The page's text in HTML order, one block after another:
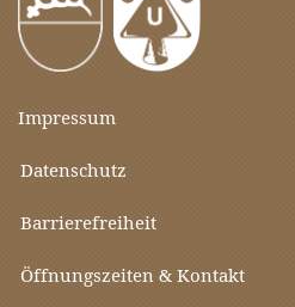
Impressum
Datenschutz
Barrierefreiheit
Öffnungszeiten & Kontakt